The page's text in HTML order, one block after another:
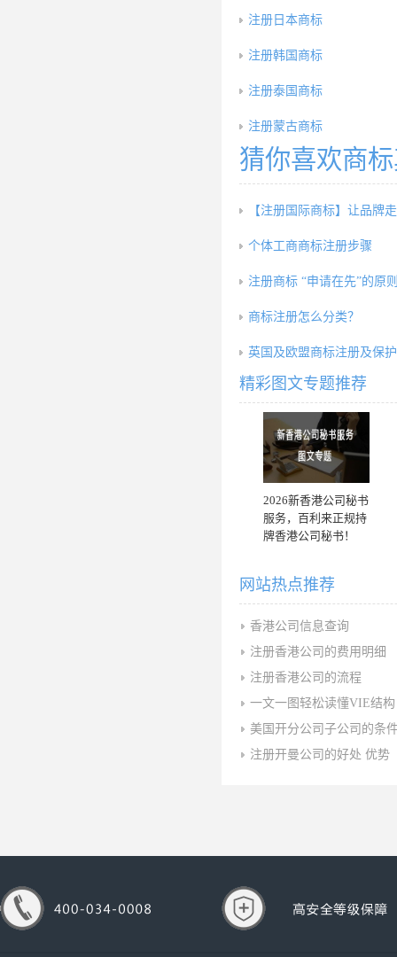
注册日本商标
注册韩国商标
注册泰国商标
注册蒙古商标
猜你喜欢商
【注册国际商标】让品牌
个体工商商标注册步骤
注册商标 “申请在先”的原
商标注册怎么分类？
英国及欧盟商标注册及保
精彩图文专题推荐
2026新香港公司秘书
服务，百利来正规持
牌香港公司秘书！
网站热点推荐
香港公司信息查询
注册香港公司的费用明细
注册香港公司的流程
一文一图轻松读懂VIE结
美国开分公司子公司的条
注册开曼公司的好处 优势